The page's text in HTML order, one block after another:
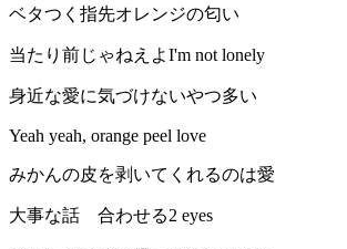
ベタつく指先オレンジの匂い
当たり前じゃねえよI'm not lonely
身近な愛に気づけないやつ多い
Yeah yeah, orange peel love
みかんの皮を剥いてくれるのは愛
大事な話 合わせる2 eyes